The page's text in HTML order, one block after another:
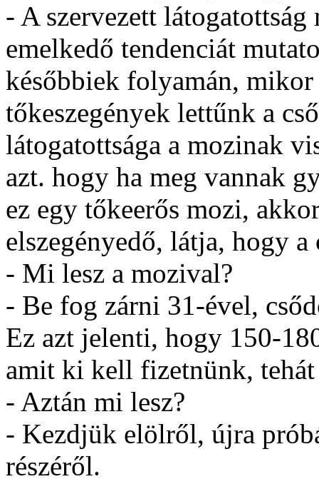
- A szervezett
emelkedő tendenciát
későbbiek folyamán,
tőkeszegények lettűnk a
látogatottsága a mozinak
azt. hogy ha meg vannak
ez egy tőkeerős mozi,
elszegényedő, látja, hogy
- Mi lesz a mozival?
- Be fog zárni 31-ével,
Ez azt jelenti, hogy 150-
amit ki kell fizetnünk,
- Aztán mi lesz?
- Kezdjük elölről, újra
részéről.